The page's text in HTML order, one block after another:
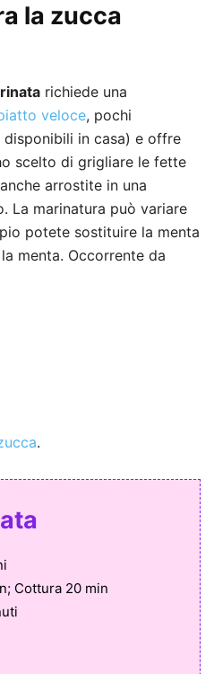
la zucca
richiede una
veloce, pochi
in casa) e offre
scelto di grigliare le fette
arrostite in una
La marinatura può variare
potete sostituire la menta
menta. Occorrente da
.
Cottura 20 min